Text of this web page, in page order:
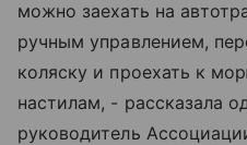
можно заехать на
ручным управлением,
коляску и проехать к
настилам, - рассказала
руководитель